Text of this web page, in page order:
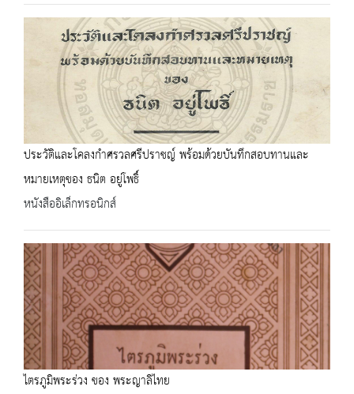
ประวัติและโคลงกำศรวลศรีปราชญ์ พร้อมด้วยบันทึกสอบทานและ
หมายเหตุของ ธนิต อยู่โพธิ์
หนังสืออิเล็กทรอนิกส์
ไตรภูมิพระร่วง ของ พระญาลิไทย